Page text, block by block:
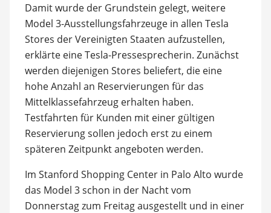
Damit wurde der Grundstein gelegt, weitere
Model 3-Ausstellungsfahrzeuge in allen Tesla
Stores der Vereinigten Staaten aufzustellen,
erklärte eine Tesla-Pressesprecherin. Zunächst
werden diejenigen Stores beliefert, die eine
hohe Anzahl an Reservierungen für das
Mittelklassefahrzeug erhalten haben.
Testfahrten für Kunden mit einer gültigen
Reservierung sollen jedoch erst zu einem
späteren Zeitpunkt angeboten werden.
Im Stanford Shopping Center in Palo Alto wurde
das Model 3 schon in der Nacht vom
Donnerstag zum Freitag ausgestellt und in einer